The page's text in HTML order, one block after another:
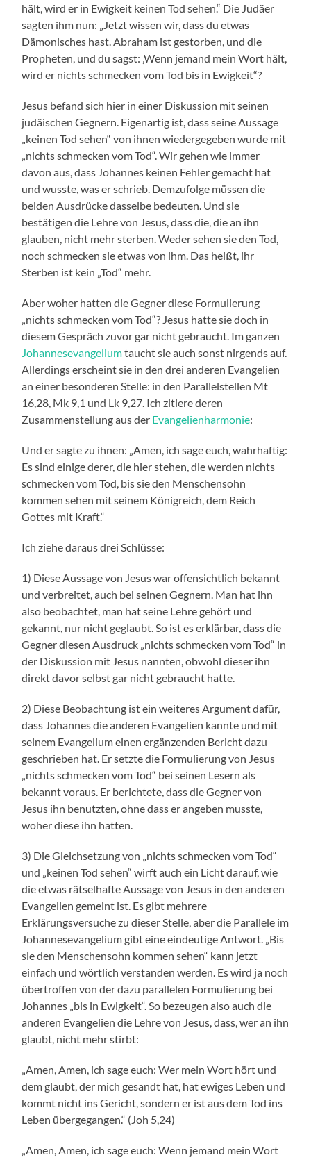
hält, wird er in Ewigkeit keinen Tod sehen.“ Die Judäer
sagten ihm nun: „Jetzt wissen wir, dass du etwas
Dämonisches hast. Abraham ist gestorben, und die
Propheten, und du sagst: ‚Wenn jemand mein Wort hält,
wird er nichts schmecken vom Tod bis in Ewigkeit“?
Jesus befand sich hier in einer Diskussion mit seinen
judäischen Gegnern. Eigenartig ist, dass seine Aussage
„keinen Tod sehen“ von ihnen wiedergegeben wurde mit
„nichts schmecken vom Tod“. Wir gehen wie immer
davon aus, dass Johannes keinen Fehler gemacht hat
und wusste, was er schrieb. Demzufolge müssen die
beiden Ausdrücke dasselbe bedeuten. Und sie
bestätigen die Lehre von Jesus, dass die, die an ihn
glauben, nicht mehr sterben. Weder sehen sie den Tod,
noch schmecken sie etwas von ihm. Das heißt, ihr
Sterben ist kein „Tod“ mehr.
Aber woher hatten die Gegner diese Formulierung
„nichts schmecken vom Tod“? Jesus hatte sie doch in
diesem Gespräch zuvor gar nicht gebraucht. Im ganzen
Johannesevangeliumtaucht sie auch sonst nirgends auf.
Allerdings erscheint sie in den drei anderen Evangelien
an einer besonderen Stelle: in den Parallelstellen Mt
16,28, Mk 9,1 und Lk 9,27. Ich zitiere deren
Zusammenstellung aus der Evangelienharmonie:
Und er sagte zu ihnen: „Amen, ich sage euch, wahrhaftig:
Es sind einige derer, die hier stehen, die werden nichts
schmecken vom Tod, bis sie den Menschensohn
kommen sehen mit seinem Königreich, dem Reich
Gottes mit Kraft.“
Ich ziehe daraus drei Schlüsse:
1) Diese Aussage von Jesus war offensichtlich bekannt
und verbreitet, auch bei seinen Gegnern. Man hat ihn
also beobachtet, man hat seine Lehre gehört und
gekannt, nur nicht geglaubt. So ist es erklärbar, dass die
Gegner diesen Ausdruck „nichts schmecken vom Tod“ in
der Diskussion mit Jesus nannten, obwohl dieser ihn
direkt davor selbst gar nicht gebraucht hatte.
2) Diese Beobachtung ist ein weiteres Argument dafür,
dass Johannes die anderen Evangelien kannte und mit
seinem Evangelium einen ergänzenden Bericht dazu
geschrieben hat. Er setzte die Formulierung von Jesus
„nichts schmecken vom Tod“ bei seinen Lesern als
bekannt voraus. Er berichtete, dass die Gegner von
Jesus ihn benutzten, ohne dass er angeben musste,
woher diese ihn hatten.
3) Die Gleichsetzung von „nichts schmecken vom Tod“
und „keinen Tod sehen“ wirft auch ein Licht darauf, wie
die etwas rätselhafte Aussage von Jesus in den anderen
Evangelien gemeint ist. Es gibt mehrere
Erklärungsversuche zu dieser Stelle, aber die Parallele im
Johannesevangelium gibt eine eindeutige Antwort. „Bis
sie den Menschensohn kommen sehen“ kann jetzt
einfach und wörtlich verstanden werden. Es wird ja noch
übertroffen von der dazu parallelen Formulierung bei
Johannes „bis in Ewigkeit“. So bezeugen also auch die
anderen Evangelien die Lehre von Jesus, dass, wer an ihn
glaubt, nicht mehr stirbt:
„Amen, Amen, ich sage euch: Wer mein Wort hört und
dem glaubt, der mich gesandt hat, hat ewiges Leben und
kommt nicht ins Gericht, sondern er ist aus dem Tod ins
Leben übergegangen.“ (Joh 5,24)
„Amen, Amen, ich sage euch: Wenn jemand mein Wort